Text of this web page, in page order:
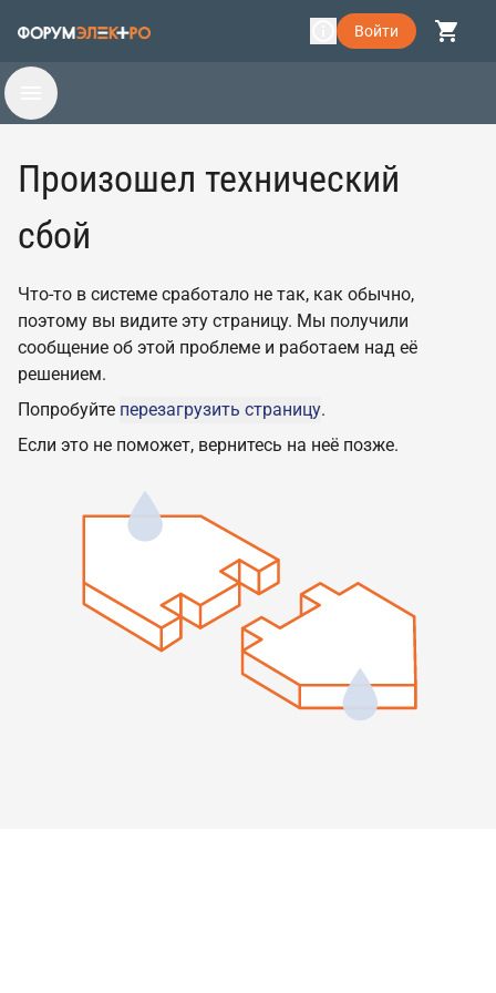
Войти
Произошел технический
сбой
Что-то в системе сработало не так, как обычно,
поэтому вы видите эту страницу. Мы получили
сообщение об этой проблеме и работаем над её
решением.
Попробуйте перезагрузить страницу.
Если это не поможет, вернитесь на неё позже.